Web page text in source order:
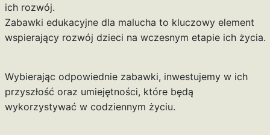
ich rozwój.
Zabawki edukacyjne dla malucha to kluczowy element
wspierający rozwój dzieci na wczesnym etapie ich życia.
Wybierając odpowiednie zabawki, inwestujemy w ich
przyszłość oraz umiejętności, które będą
wykorzystywać w codziennym życiu.